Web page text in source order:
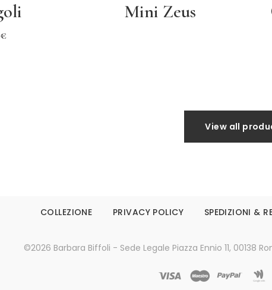
€
Mini Zeus
View all
COLLEZIONE PRIVACY POLICY SPEDIZIONI &
©2026 Barbara Biffoli - Sede Legale Piazza Ennio 11, 00138